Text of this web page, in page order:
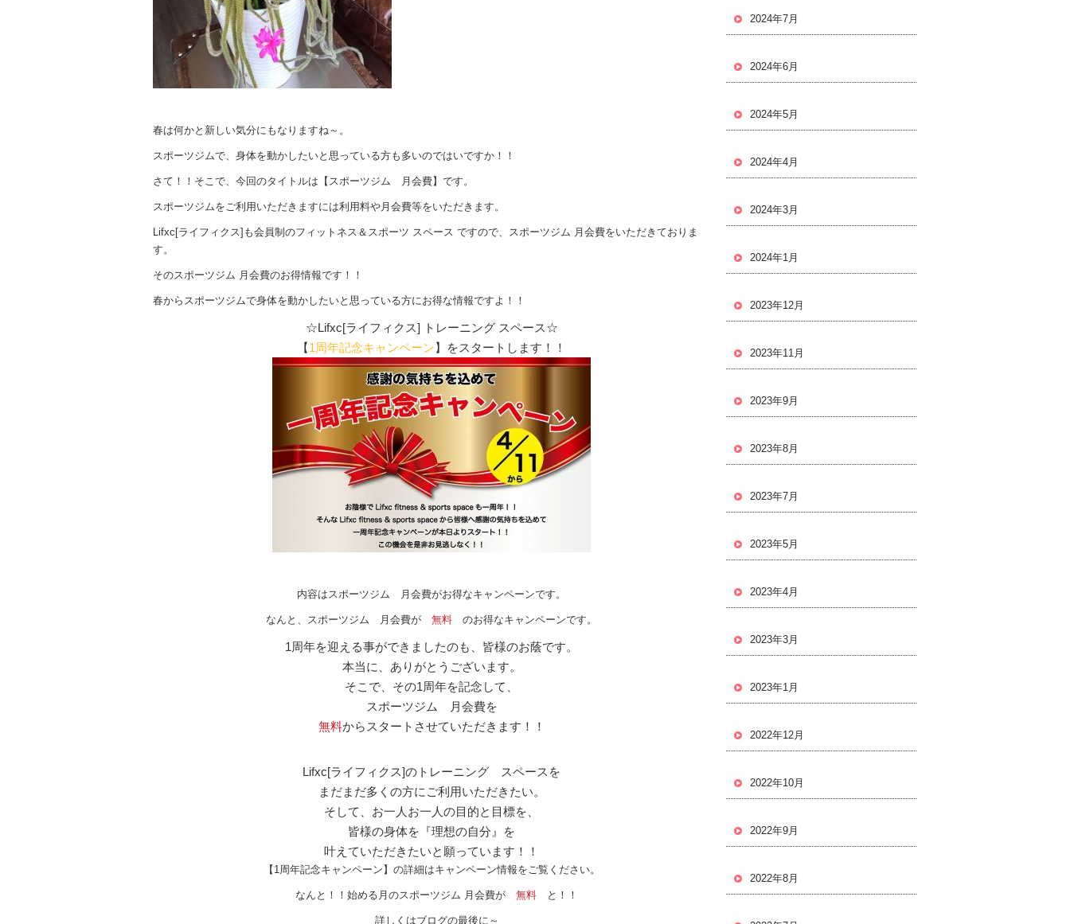
春は何かと新しい気分にもなりますね～。
スポーツジムで、身体を動かしたいと思っている方も多いのではいですか！！
さて！！そこで、今回のタイトルは【スポーツジム 月会費】です。
スポーツジムをご利用いただきますには利用料や月会費等をいただきます。
Lifxc[ライフィクス]も会員制のフィットネス＆スポーツ スペース ですので、スポーツジム 月会費をいただきておりま
す。
そのスポーツジム 月会費のお得情報です！！
春からスポーツジムで身体を動かしたいと思っている方にお得な情報ですよ！！
☆Lifxc[ライフィクス] トレーニング スペース☆
【1周年記念キャンペーン】をスタートします！！
内容はスポーツジム 月会費がお得なキャンペーンです。
なんと、スポーツジム 月会費が 無料 のお得なキャンペーンです。
1周年を迎える事ができましたのも、皆様のお蔭です。
本当に、ありがとうございます。
そこで、その1周年を記念して、
スポーツジム 月会費を
無料からスタートさせていただきます！！
Lifxc[ライフィクス]のトレーニング スペースを
まだまだ多くの方にご利用いただきたい。
そして、お一人お一人の目的と目標を、
皆様の身体を『理想の自分』を
叶えていただきたいと願っています！！
【1周年記念キャンペーン】の詳細はキャンペーン情報をご覧ください。
なんと！！始める月のスポーツジム 月会費が 無料 と！！
詳しくはブログの最後に～
2024年7月
2024年6月
2024年5月
2024年4月
2024年3月
2024年1月
2023年12月
2023年11月
2023年9月
2023年8月
2023年7月
2023年5月
2023年4月
2023年3月
2023年1月
2022年12月
2022年10月
2022年9月
2022年8月